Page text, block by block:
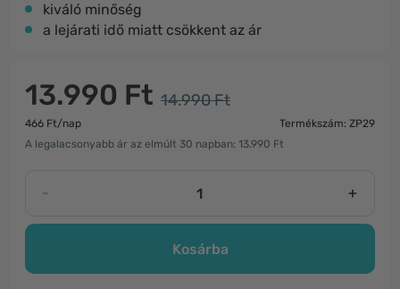
kiváló minőség
a lejárati idő miatt csökkent az ár
13.990 Ft 14.990 Ft
466 Ft/nap
Termékszám: ZP29
A legalacsonyabb ár az elmúlt 30 napban: 13.990 Ft
- +
Kosárba